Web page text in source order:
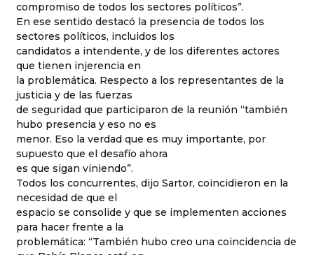
compromiso de todos los sectores políticos”.
En ese sentido destacó la presencia de todos los
sectores políticos, incluidos los
candidatos a intendente, y de los diferentes actores
que tienen injerencia en
la problemática. Respecto a los representantes de la
justicia y de las fuerzas
de seguridad que participaron de la reunión “también
hubo presencia y eso no es
menor. Eso la verdad que es muy importante, por
supuesto que el desafío ahora
es que sigan viniendo”.
Todos los concurrentes, dijo Sartor, coincidieron en la
necesidad de que el
espacio se consolide y que se implementen acciones
para hacer frente a la
problemática: “También hubo creo una coincidencia de